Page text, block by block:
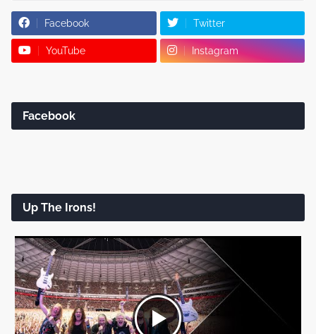
Facebook Twitter
YouTube Instagram
Facebook
Up The Irons!